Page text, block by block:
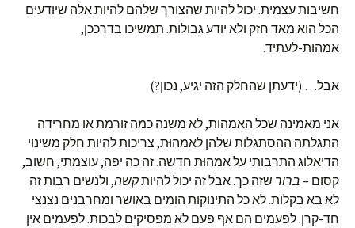
חשיבות עצמית. יכול להיות שהצורך שלהם להיות אלה שיודעים
הכל הוא מאד חזק ולא יודע גבולות. תמשיכו בדרככן,
אמהות-לעתיד.
אבל… (ידעתן שהחלק הזה יגיע, נכון?)
אני מאמינה שכל האמהות, לא משנה כמה זורמת או מחרידה
התגלתה ההסתגלות שלהן לאמהוּת, צריכות להיות חלק משינוי
הדיאלוג התרבותי על אמהוּת חדשה. זה כה יפה, עוצמתי, חשוב,
קסום – ברור שזה כך. אבל זה יכול להיותקשה, ולנשים רבות זה
לא בא בקלות. לא כל התינוקות הומים באושר ומחרבנים נצנצי
חד-קרן. לפעמים הם אף פעם לא מפסיקים לבכות. לפעמים אין